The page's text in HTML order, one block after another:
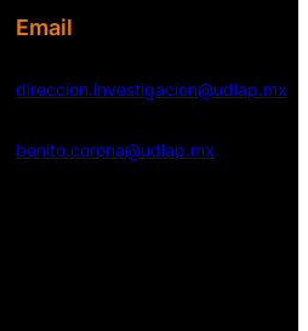
Email
direccion.investigacion@udlap.mx
benito.corona@udlap.mx